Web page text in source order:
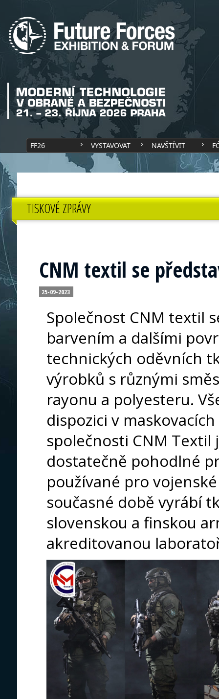
FF26 VYSTAVOVAT NAVŠTÍVIT
TISKOVÉ ZPRÁVY
CNM textil se
25-09-2023
Společnost CNM textil
barvením a dalšími
technických oděvních
výrobků s různými
rayonu a polyesteru.
dispozici v
společnosti CNM Textil
dostatečně pohodlné
používané pro
současné době vyrábí
slovenskou a finskou
akreditovanou